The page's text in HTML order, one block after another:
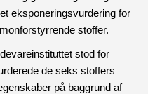
eksponeringsvurdering for
stoffer.
stod for
de seks stoffers
på baggrund af